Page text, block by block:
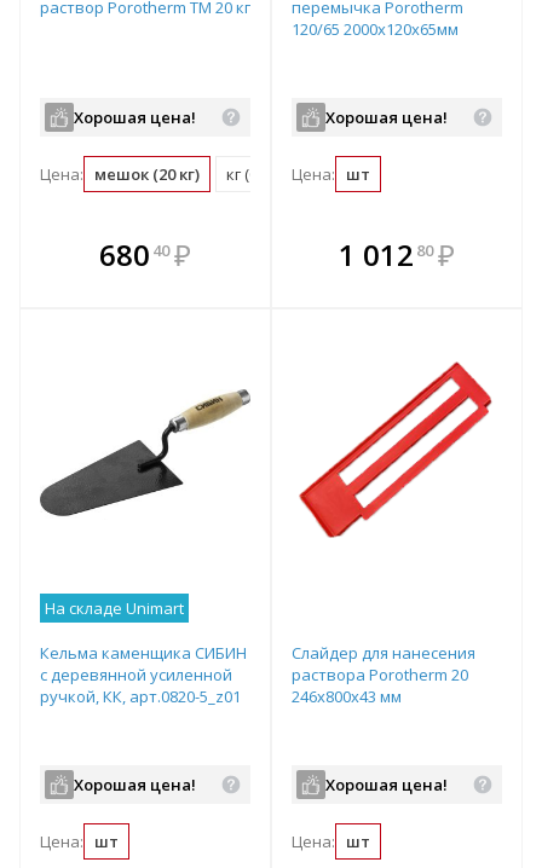
раствор Porotherm TM 20 кг
Хорошая цена!
Цена: мешок (20 кг) кг (0.05 мешок)
680 40 ₽
В комплекте
всегда выгоднее!
перемычка Porotherm
120/65 2000х120х65мм
Хорошая цена!
Цена: шт
В комплекте
всегда выгоднее!
1 012 80 ₽
На складе Unimart
Кельма каменщика СИБИН
с деревянной усиленной
ручкой, КК, арт.0820-5_z01
Хорошая цена!
Цена: шт
Слайдер для нанесения
раствора Porotherm 20
246х800х43 мм
Хорошая цена!
Цена: шт